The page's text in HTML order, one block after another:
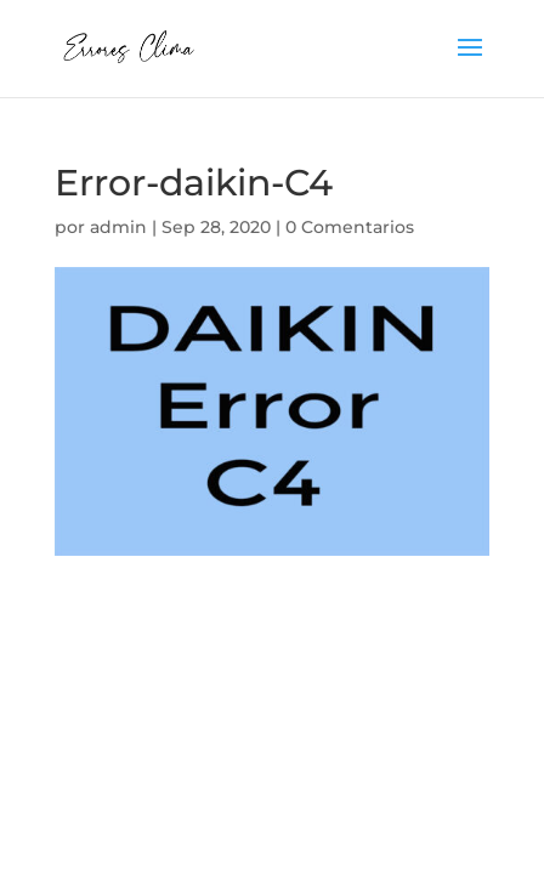
Error-daikin-C4
por admin | Sep 28, 2020| 0 Comentarios